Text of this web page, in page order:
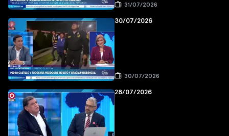
31/07/2026
30/07/2026
30/07/2026
28/07/2026